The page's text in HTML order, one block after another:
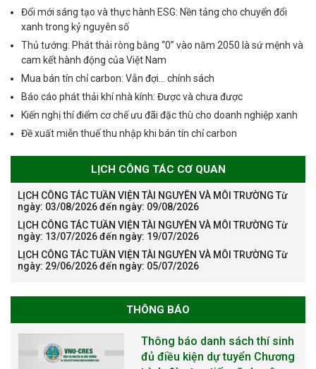
Đổi mới sáng tạo và thực hành ESG: Nền tảng cho chuyển đổi
xanh trong kỷ nguyên số
Thủ tướng: Phát thải ròng bằng “0” vào năm 2050 là sứ mệnh và
cam kết hành động của Việt Nam
Mua bán tín chỉ carbon: Vẫn đợi… chính sách
Báo cáo phát thải khí nhà kính: Được và chưa được
Kiến nghị thí điểm cơ chế ưu đãi đặc thù cho doanh nghiệp xanh
Đề xuất miễn thuế thu nhập khi bán tín chỉ carbon
LỊCH CÔNG TÁC CƠ QUAN
LỊCH CÔNG TÁC TUẦN VIỆN TÀI NGUYÊN VÀ MÔI TRƯỜNG Từ
ngày: 03/08/2026 đến ngày: 09/08/2026
LỊCH CÔNG TÁC TUẦN VIỆN TÀI NGUYÊN VÀ MÔI TRƯỜNG Từ
ngày: 13/07/2026 đến ngày: 19/07/2026
LỊCH CÔNG TÁC TUẦN VIỆN TÀI NGUYÊN VÀ MÔI TRƯỜNG Từ
ngày: 29/06/2026 đến ngày: 05/07/2026
THÔNG BÁO
The International Conference
EME 2026 on “Earth, Mine and